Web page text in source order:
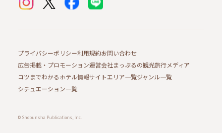
プライバシーポリシー利用規約お問い合わせ
広告掲載・プロモーション運営会社まっぷるの観光旅行メディア
コツまでわかるホテル情報サイトエリア一覧ジャンル一覧
シチュエーション一覧
© Shobunsha Publications, Inc.